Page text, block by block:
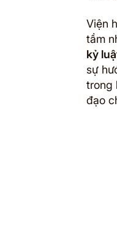
Viện
tầm
kỷ
sự
trong
đạo